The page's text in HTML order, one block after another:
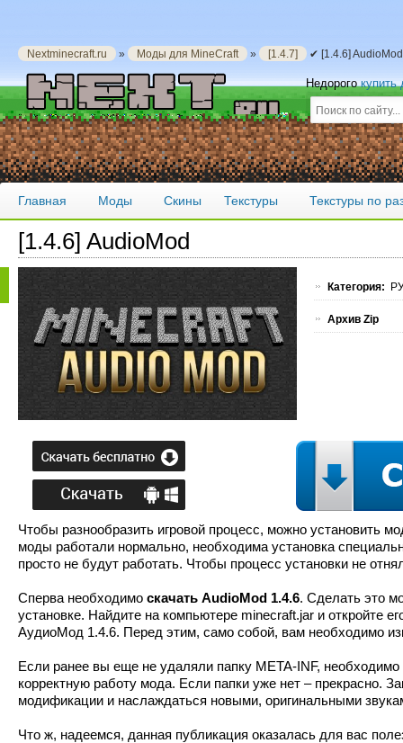
Nextminecraft.ru » Моды для MineCraft » [1.4.7] ✔ [1.4.6]
Недорогокупить
Главная Моды Скины Текстуры Текстуры по
[1.4.6] AudioMod
Категория:
Архив Zip
Чтобы разнообразить игровой процесс, можно установить
моды работали нормально, необходима установка
просто не будут работать. Чтобы процесс установки не
Сперва необходимо скачать AudioMod 1.4.6. Сделать это
установке. Найдите на компьютере minecraft.jar и откройте
АудиоМод 1.4.6. Перед этим, само собой, вам необходимо
Если ранее вы еще не удаляли папку META-INF,
корректную работу мода. Если папки уже нет – прекрасно.
модификации и наслаждаться новыми, оригинальными
Что ж, надеемся, данная публикация оказалась для вас